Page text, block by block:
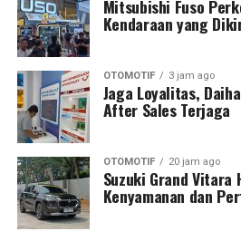
Mitsubishi Fuso
Kendaraan yang
OTOMOTIF 3 jam ago
Jaga Loyalitas,
After Sales Terjaga
OTOMOTIF 20 jam ago
Suzuki Grand Vitara
Kenyamanan dan